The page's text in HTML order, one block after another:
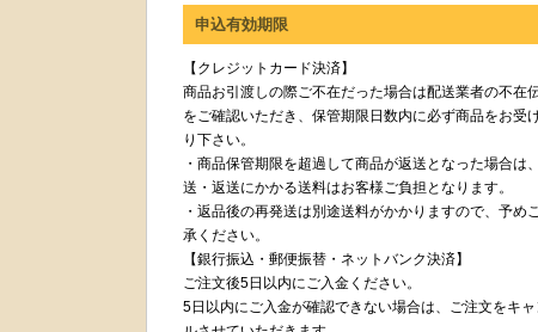
申込有効期限
【クレジットカード決済】
商品お引渡しの際ご不在だった場合は配送業者の不在
をご確認いただき、保管期限日数内に必ず商品をお受
り下さい。
・商品保管期限を超過して商品が返送となった場合は
送・返送にかかる送料はお客様ご負担となります。
・返品後の再発送は別途送料がかかりますので、予め
承ください。
【銀行振込・郵便振替・ネットバンク決済】
ご注文後5日以内にご入金ください。
5日以内にご入金が確認できない場合は、ご注文をキャ